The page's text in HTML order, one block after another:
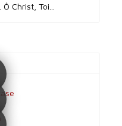
Christ, Toi...